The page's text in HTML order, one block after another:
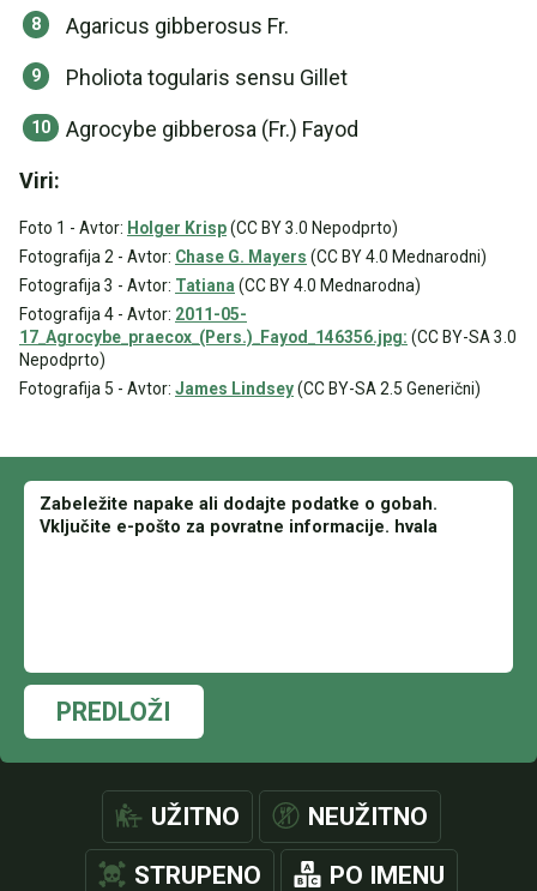
Agaricus gibberosus Fr.
Pholiota togularis sensu Gillet
Agrocybe gibberosa (Fr.) Fayod
Viri:
Foto 1 - Avtor: Holger Krisp(CC BY 3.0 Nepodprto)
Fotografija 2 - Avtor: Chase G. Mayers (CC BY 4.0 Mednarodni)
Fotografija 3 - Avtor: Tatiana (CC BY 4.0 Mednarodna)
Fotografija 4 - Avtor: 2011-05-
17_Agrocybe_praecox_(Pers.)_Fayod_146356.jpg: (CC BY-SA 3.0
Nepodprto)
Fotografija 5 - Avtor: James Lindsey(CC BY-SA 2.5 Generični)
PREDLOŽI
UŽITNO NEUŽITNO
STRUPENO PO IMENU